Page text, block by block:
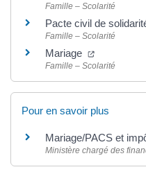
Famille – Scolarité
Pacte civil de
Famille – Scolarité
Mariage
Famille – Scolarité
Pour en savoir plus
Mariage/PACS et
Ministère chargé des